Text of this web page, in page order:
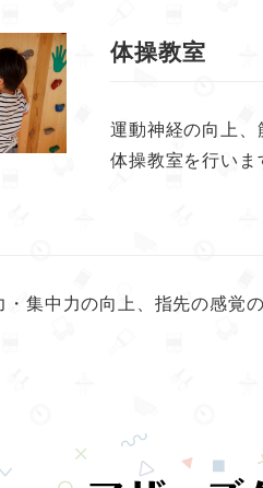
体操教室
運動神経の向上
体操教室を行いま
集中力の向上、指先の感覚